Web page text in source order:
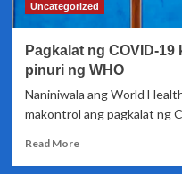
Uncategorized
Pagkalat ng COVID-
pinuri ng WHO
Naniniwala ang World
makontrol ang pagkalat ng
Read MoreRead